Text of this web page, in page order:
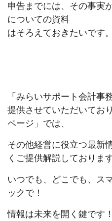
申告までには、その事実
についての資料
はそろえておきたいです。
「みらいサポート会計事
提供させていただいてお
ページ」では、
その他経営に役立つ最新
くご提供解説しております
いつでも、どこでも、ス
ックで！
情報は未来を開く鍵です！